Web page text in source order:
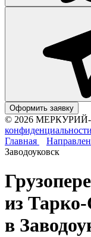
Оформить заявку
© 2026 МЕРКУРИЙ-
конфиденциальности
Главная
Заводоуковск
из
в